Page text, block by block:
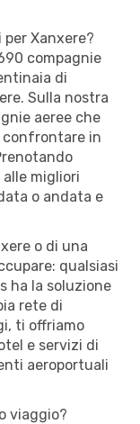
Xanxere?
compagnie
di
Sulla nostra
aeree che
confrontare in
migliori
o andata e
o di una
qualsiasi
ha la soluzione
rete di
ti offriamo
e servizi di
aeroportuali
viaggio?